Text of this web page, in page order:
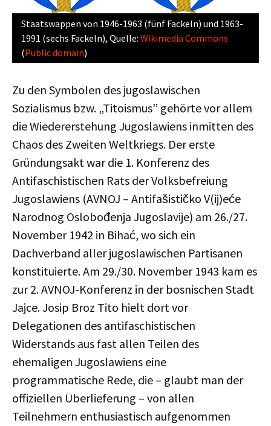
Staatswappen von 1946-1963 (fünf Fackeln) und 1963-
1991 (sechs Fackeln), Quelle: Wikimedia Commons
(Public domain)
Zu den Symbolen des jugoslawischen
Sozialismus bzw. „Titoismus” gehörte vor allem
die Wiedererstehung Jugoslawiens inmitten des
Chaos des Zweiten Weltkriegs. Der erste
Gründungsakt war die 1. Konferenz des
Antifaschistischen Rats der Volksbefreiung
Jugoslawiens (AVNOJ – Antifašističko V(ij)eće
Narodnog Oslobođenja Jugoslavije) am 26./27.
November 1942 in Bihać, wo sich ein
Dachverband aller jugoslawischen Partisanen
konstituierte. Am 29./30. November 1943 kam es
zur 2. AVNOJ-Konferenz in der bosnischen Stadt
Jajce. Josip Broz Tito hielt dort vor
Delegationen des antifaschistischen
Widerstands aus fast allen Teilen des
ehemaligen Jugoslawiens eine
programmatische Rede, die – glaubt man der
offiziellen Überlieferung – von allen
Teilnehmern enthusiastisch aufgenommen